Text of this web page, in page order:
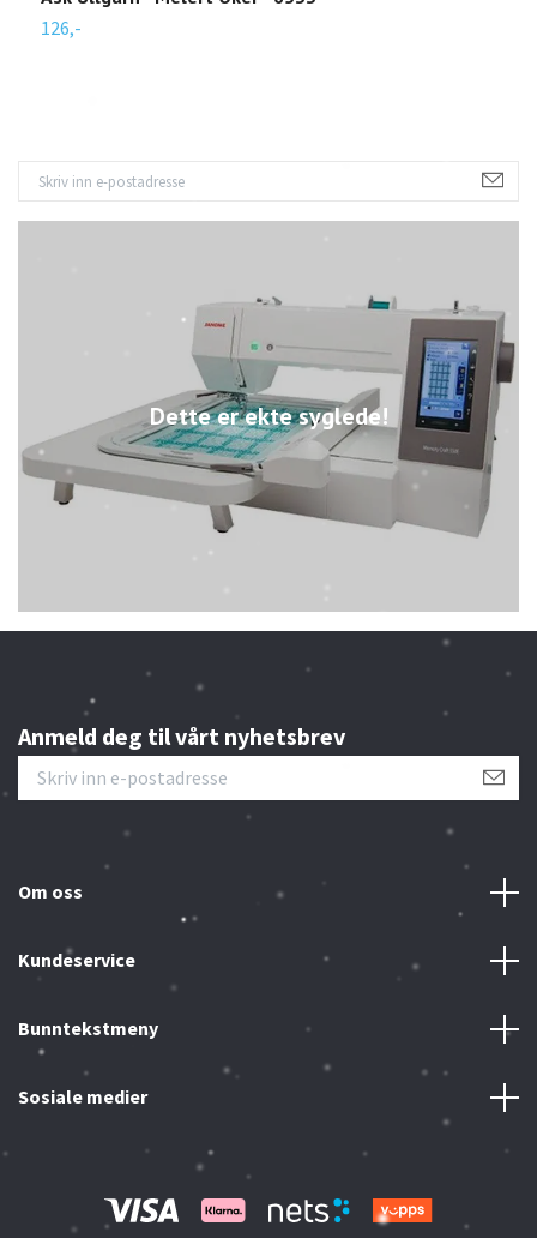
Dette er ekte syglede!
126,-
Anmeld deg til vårt nyhetsbrev
Om oss
Kundeservice
Bunntekstmeny
Sosiale medier